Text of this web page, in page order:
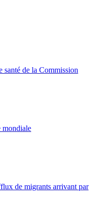
santé de la Commission
mondiale
de migrants arrivant par